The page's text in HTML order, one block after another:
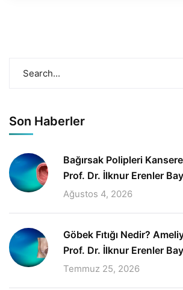
Son Haberler
Bağırsak Polipleri
Prof. Dr. İlknur Erenler
Ağustos 4, 2026
Göbek Fıtığı Nedir?
Prof. Dr. İlknur Erenler
Temmuz 25, 2026